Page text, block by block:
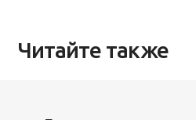
Читайте также